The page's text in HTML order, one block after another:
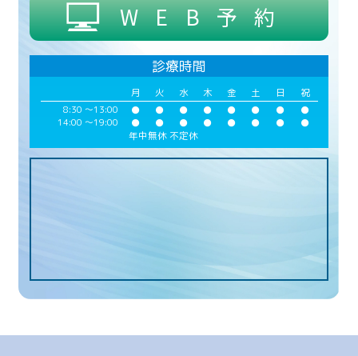
WEB予約
診療時間
月 火 水 木 金 土 日 祝
8:30 ～13:00 ● ● ● ● ● ● ● ●
14:00 ～19:00 ● ● ● ● ● ● ●
●
年中無休 不定休